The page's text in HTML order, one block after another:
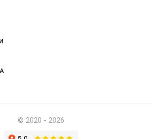
© 2020 - 2026